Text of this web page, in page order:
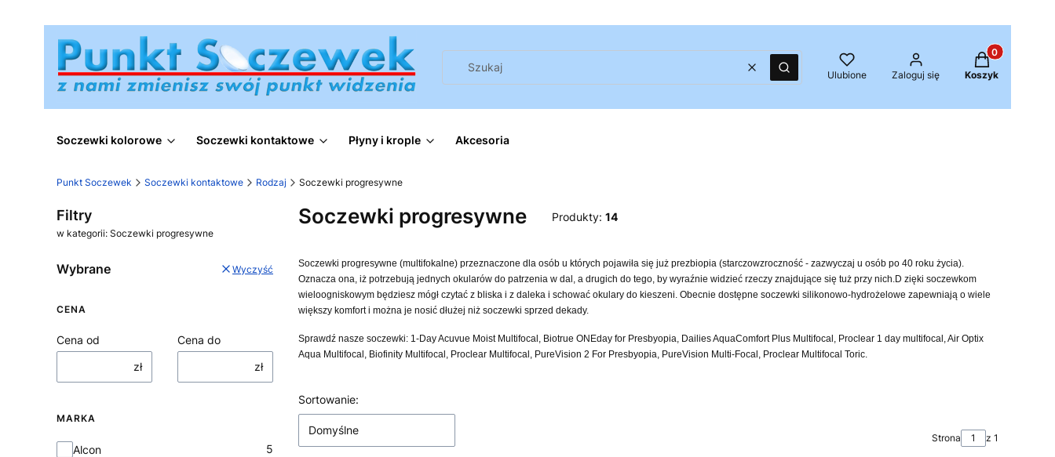
WyczyśćSzukaj Ulubione Zaloguj się
Produkty w
Koszyk
Soczewki kolorowe Soczewki kontaktowe Płyny i krople Akcesoria
Punkt Soczewek Soczewki kontaktowe Rodzaj Soczewki progresywne
Filtry
w kategorii: Soczewki progresywne
Wybrane Wyczyść
CENA
Cena od
zł
Cena do
zł
MARKA
Marka
Alcon 5
Soczewki progresywne Produkty: 14
Soczewki progresywne (multifokalne) przeznaczone dla osób u których pojawiła się już prezbiopia (starczowzroczność - zazwyczaj u osób po 40 roku życia).
Oznacza ona, iż potrzebują jednych okularów do patrzenia w dal, a drugich do tego, by wyraźnie widzieć rzeczy znajdujące się tuż przy nich.D zięki soczewkom
wieloogniskowym będziesz mógł czytać z bliska i z daleka i schować okulary do kieszeni. Obecnie dostępne soczewki silikonowo-hydrożelowe zapewniają o wiele
większy komfort i można je nosić dłużej niż soczewki sprzed dekady.
Sprawdź nasze soczewki: 1-Day Acuvue Moist Multifocal, Biotrue ONEday for Presbyopia, Dailies AquaComfort Plus Multifocal, Proclear 1 day multifocal, Air Optix
Aqua Multifocal, Biofinity Multifocal, Proclear Multifocal, PureVision 2 For Presbyopia, PureVision Multi-Focal, Proclear Multifocal Toric.
Lista produktów
Sortowanie:
Domyślne
Strona z 1